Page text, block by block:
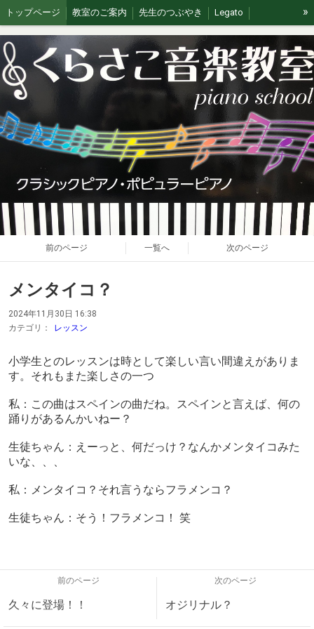
トップページ 教室のご案内 先生のつぶやき Legato
イベント/無料体験 ブログ J&G ステージの思い出
»
前のページ 一覧へ 次のページ
メンタイコ？
2024年11月30日 16:38
カテゴリ：
レッスン
小学生とのレッスンは時として楽しい言い間違えがありま
す。それもまた楽しさの一つ
私：この曲はスペインの曲だね。スペインと言えば、何の
踊りがあるんかいねー？
生徒ちゃん：えーっと、何だっけ？なんかメンタイコみた
いな、、、
私：メンタイコ？それ言うならフラメンコ？
生徒ちゃん：そう！フラメンコ！ 笑
前のページ
久々に登場！！
次のページ
オジリナル？